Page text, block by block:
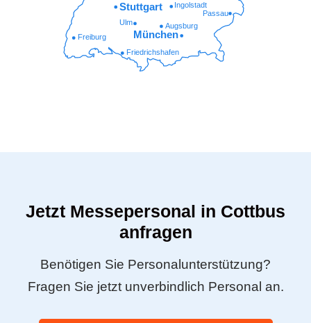
Friedrichshafen
Freiburg
Augsburg
Ulm
Passau
Ingolstadt
München
Stuttgart
Jetzt Messepersonal in Cottbus
anfragen
Benötigen Sie Personalunterstützung?
Fragen Sie jetzt unverbindlich Personal an.